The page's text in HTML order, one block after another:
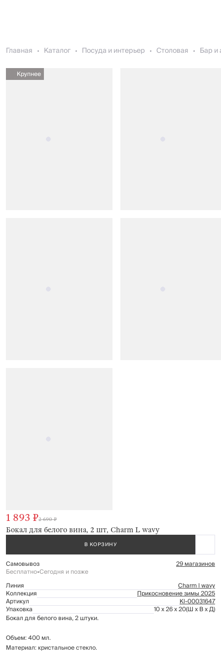
Главная Каталог Посуда и интерьер Столовая Бар и
Крупнее
Бокал для белого вина, 2 шт, Charm L wavy
1 893 ₽2 690 ₽
В КОРЗИНУ
Самовывоз 29 магазинов
Бесплатно•Сегодня и позже
Линия
Charm l wavy
Коллекция Прикосновение зимы 2025
Артикул Kl-00031647
Упаковка 10 x 26 x 20(Ш x В x Д)
Бокал для белого вина, 2 штуки.
Объем: 400 мл.
Материал: кристальное стекло.